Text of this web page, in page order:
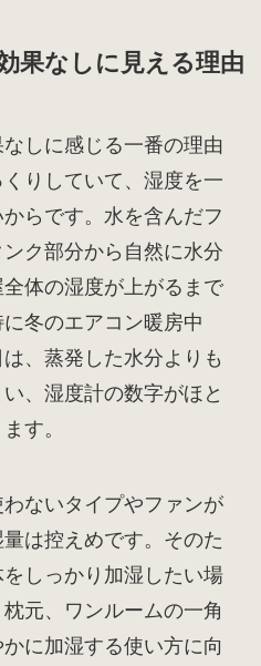
果なしに見える理由
しに感じる一番の理由
りしていて、湿度を一
らです。水を含んだフ
ク部分から自然に水分
体の湿度が上がるまで
冬のエアコン暖房中
、蒸発した水分よりも
、湿度計の数字がほと
す。
ないタイプやファンが
は控えめです。そのた
しっかり加湿したい場
元、ワンルームの一角
に加湿する使い方に向